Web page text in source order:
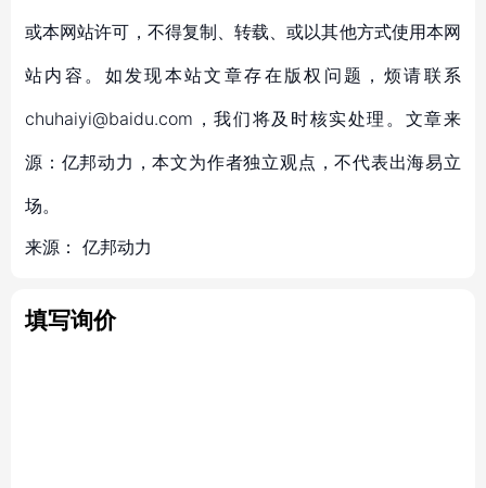
或本网站许可，不得复制、转载、或以其他方式使用本网
站内容。如发现本站文章存在版权问题，烦请联系
chuhaiyi@baidu.com，我们将及时核实处理。文章来
源：亿邦动力，本文为作者独立观点，不代表出海易立
场。
来源： 亿邦动力
填写询价